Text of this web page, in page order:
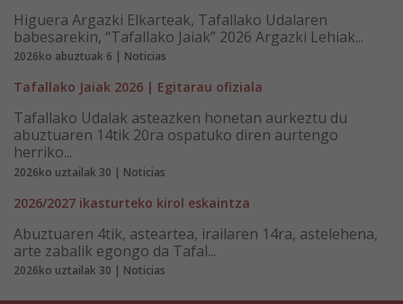
Higuera Argazki Elkarteak, Tafallako Udalaren
babesarekin, “Tafallako Jaiak” 2026 Argazki Lehiak...
2026ko abuztuak 6 | Noticias
Tafallako Jaiak 2026 | Egitarau ofiziala
Tafallako Udalak asteazken honetan aurkeztu du
abuztuaren 14tik 20ra ospatuko diren aurtengo
herriko...
2026ko uztailak 30 | Noticias
2026/2027 ikasturteko kirol eskaintza
Abuztuaren 4tik, asteartea, irailaren 14ra, astelehena,
arte zabalik egongo da Tafal...
2026ko uztailak 30 | Noticias